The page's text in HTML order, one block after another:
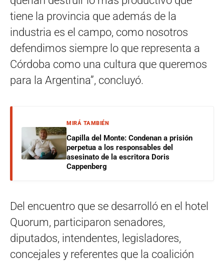
tiene la provincia que además de la
industria es el campo, como nosotros
defendimos siempre lo que representa a
Córdoba como una cultura que queremos
para la Argentina”, concluyó.
MIRÁ TAMBIÉN
Capilla del Monte: Condenan a prisión
perpetua a los responsables del
asesinato de la escritora Doris
Cappenberg
Del encuentro que se desarrolló en el hotel
Quorum, participaron senadores,
diputados, intendentes, legisladores,
concejales y referentes que la coalición